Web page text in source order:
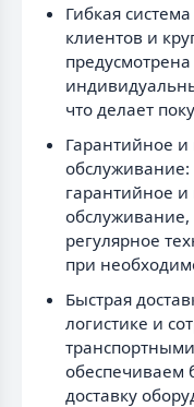
Гибкая
клиентов и
что делает
Гарантийное и
гарантийное и
обслуживание,
регулярное
при
Быстрая
логистике и
обеспечиваем
доставку